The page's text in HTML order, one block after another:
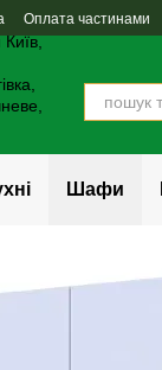
Оплата частинами
Шафи